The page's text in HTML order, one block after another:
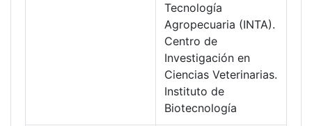
Tecnología
Agropecuaria (INTA).
Centro de
Investigación en
Ciencias Veterinarias.
Instituto de
Biotecnología